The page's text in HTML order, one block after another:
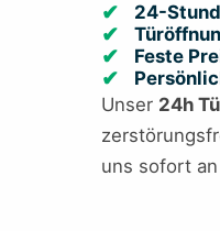
24-
Feste
Unser 24h
uns sofort